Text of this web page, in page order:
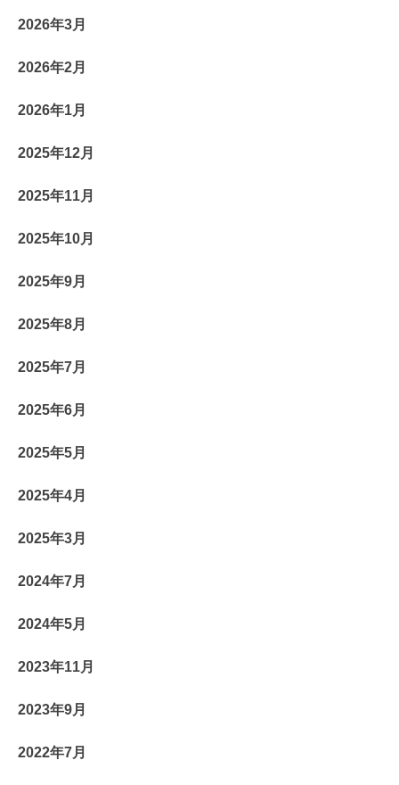
2026年3月
2026年2月
2026年1月
2025年12月
2025年11月
2025年10月
2025年9月
2025年8月
2025年7月
2025年6月
2025年5月
2025年4月
2025年3月
2024年7月
2024年5月
2023年11月
2023年9月
2022年7月